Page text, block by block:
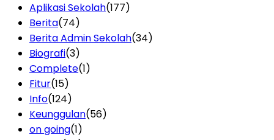
Aplikasi Sekolah(177)
Berita(74)
Berita Admin Sekolah(34)
Biografi(3)
Complete(1)
Fitur(15)
Info(124)
Keunggulan(56)
on going(1)